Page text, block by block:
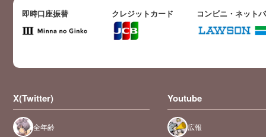
即時口座振替 クレジットカード コンビニ・ネット
X(Twitter)
全年齢
Youtube
広報